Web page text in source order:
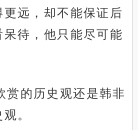
更远，却不能保证后
呆待，他只能尽可能
赏的历史观还是韩非
。